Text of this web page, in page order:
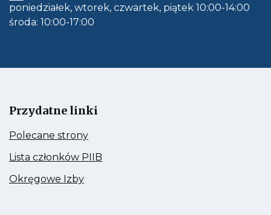
30
do
poniedziałek, wtorek, czwartek, piątek 10:00-14:00
środa: 10:00-17:00
Przydatne linki
Polecane stronyKieruje
do:
Polecane
strony
Lista członków PIIB
do:
Okręgowe IzbyKieruje
do: